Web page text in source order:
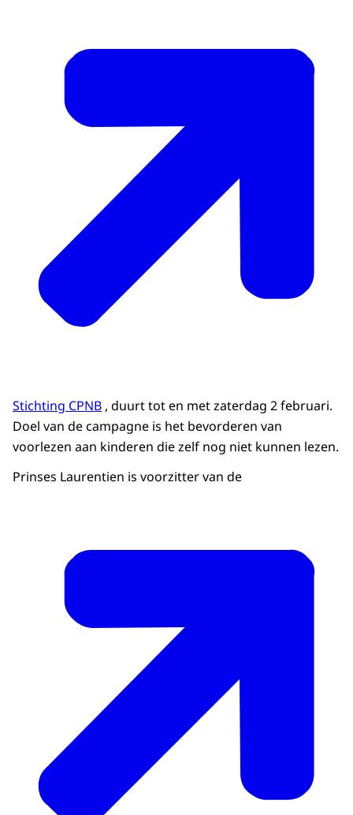
Stichting CPNB , duurt tot en met zaterdag 2 februari.
Doel van de campagne is het bevorderen van
voorlezen aan kinderen die zelf nog niet kunnen lezen.
Prinses Laurentien is voorzitter van de